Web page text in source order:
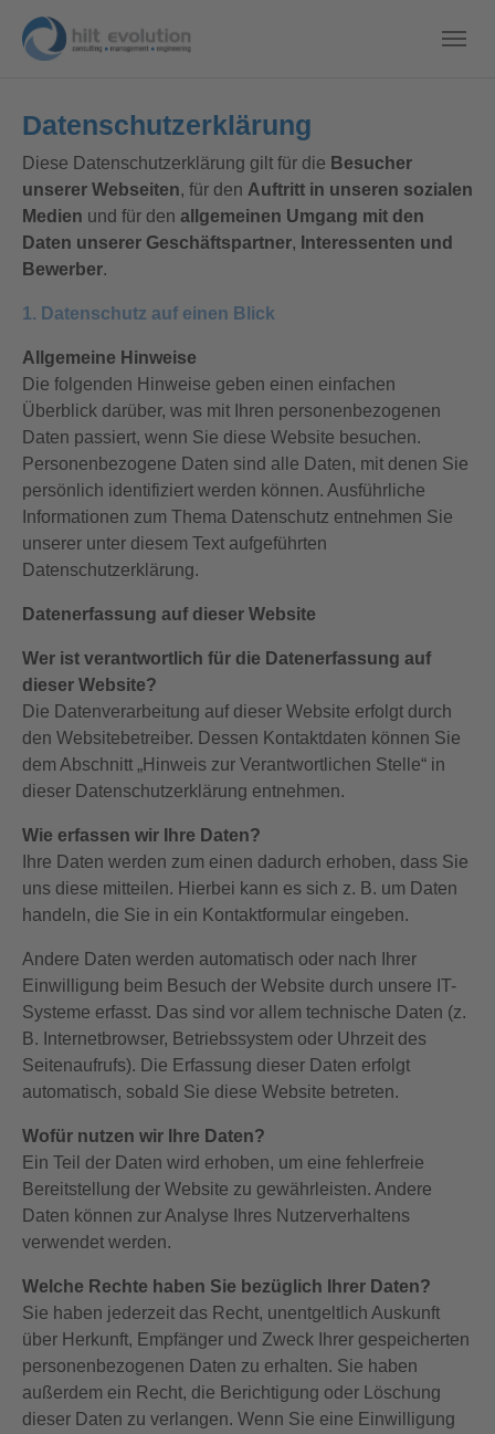
Datenschutzerklärung
Diese Datenschutzerklärung gilt für die Besucher
unserer Webseiten, für den Auftritt in unseren sozialen
Medien und für den allgemeinen Umgang mit den
Daten unserer Geschäftspartner, Interessenten und
Bewerber.
1. Datenschutz auf einen Blick
Allgemeine Hinweise
Die folgenden Hinweise geben einen einfachen
Überblick darüber, was mit Ihren personenbezogenen
Daten passiert, wenn Sie diese Website besuchen.
Personenbezogene Daten sind alle Daten, mit denen Sie
persönlich identifiziert werden können. Ausführliche
Informationen zum Thema Datenschutz entnehmen Sie
unserer unter diesem Text aufgeführten
Datenschutzerklärung.
Datenerfassung auf dieser Website
Wer ist verantwortlich für die Datenerfassung auf
dieser Website?
Die Datenverarbeitung auf dieser Website erfolgt durch
den Websitebetreiber. Dessen Kontaktdaten können Sie
dem Abschnitt „Hinweis zur Verantwortlichen Stelle“ in
dieser Datenschutzerklärung entnehmen.
Wie erfassen wir Ihre Daten?
Ihre Daten werden zum einen dadurch erhoben, dass Sie
uns diese mitteilen. Hierbei kann es sich z. B. um Daten
handeln, die Sie in ein Kontaktformular eingeben.
Andere Daten werden automatisch oder nach Ihrer
Einwilligung beim Besuch der Website durch unsere IT-
Systeme erfasst. Das sind vor allem technische Daten (z.
B. Internetbrowser, Betriebssystem oder Uhrzeit des
Seitenaufrufs). Die Erfassung dieser Daten erfolgt
automatisch, sobald Sie diese Website betreten.
Wofür nutzen wir Ihre Daten?
Ein Teil der Daten wird erhoben, um eine fehlerfreie
Bereitstellung der Website zu gewährleisten. Andere
Daten können zur Analyse Ihres Nutzerverhaltens
verwendet werden.
Welche Rechte haben Sie bezüglich Ihrer Daten?
Sie haben jederzeit das Recht, unentgeltlich Auskunft
über Herkunft, Empfänger und Zweck Ihrer gespeicherten
personenbezogenen Daten zu erhalten. Sie haben
außerdem ein Recht, die Berichtigung oder Löschung
dieser Daten zu verlangen. Wenn Sie eine Einwilligung